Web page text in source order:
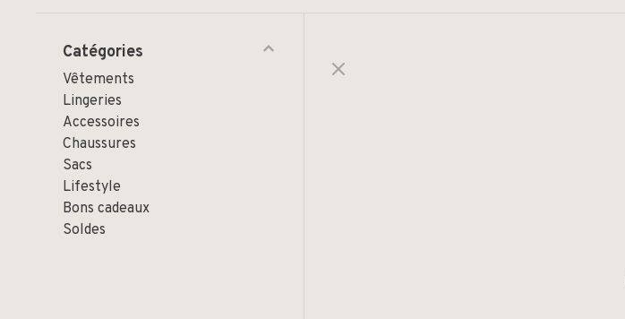
Catégories
Vêtements
Lingeries
Accessoires
Chaussures
Sacs
Lifestyle
Bons cadeaux
Soldes